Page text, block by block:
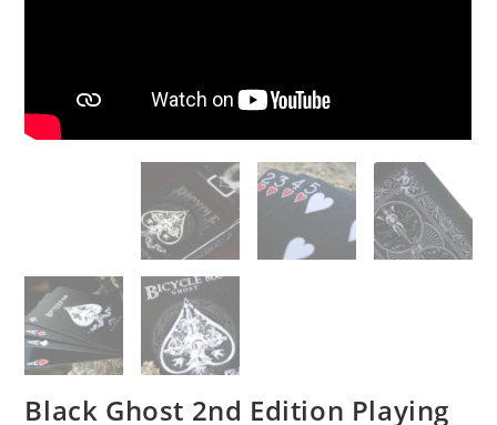
Black Ghost 2nd Edition Playing